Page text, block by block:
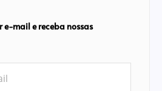
e-mail e receba nossas